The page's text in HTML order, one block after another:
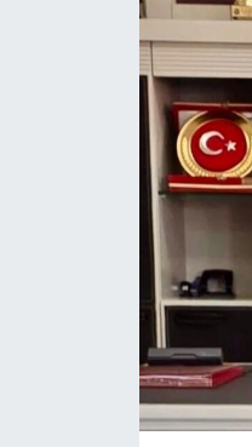
Ekonomi
İskilip Haberleri
Kargı Haberleri
Kültür Sanat